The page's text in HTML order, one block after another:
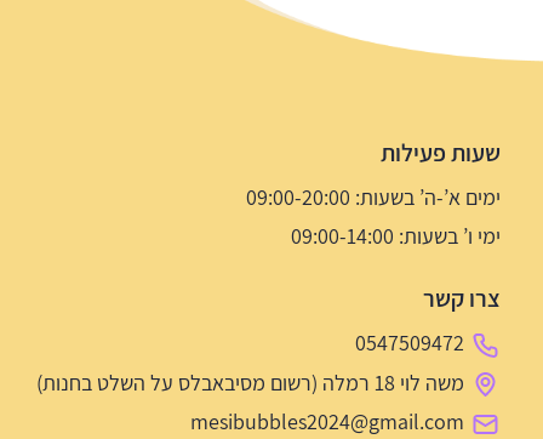
שעות פעילות
ימים א’-ה’ בשעות: 09:00-20:00
ימי ו’ בשעות: 09:00-14:00
צרו קשר
0547509472
משה לוי 18 רמלה (רשום מסיבאבלס על השלט בחנות)
mesibubbles2024@gmail.com